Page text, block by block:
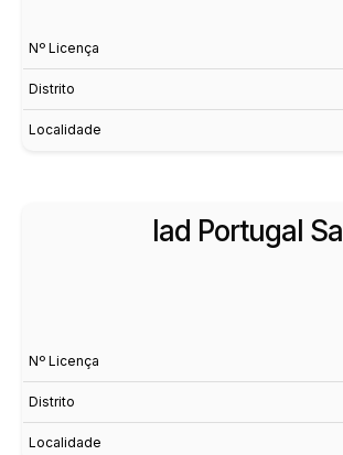
Nº Licença
Distrito
Localidade
Iad Portugal Sa
Nº Licença
Distrito
Localidade